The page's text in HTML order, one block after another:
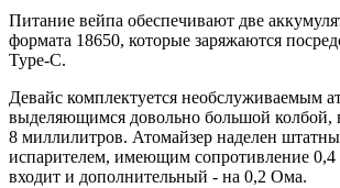
Питание вейпа обеспечивают две
формата 18650, которые заряжаются
Type-C.
Девайс комплектуется необслуживаемым
выделяющимся довольно большой колбой,
8 миллилитров. Атомайзер наделен
испарителем, имеющим сопротивление
входит и дополнительный - на 0,2 Ома.